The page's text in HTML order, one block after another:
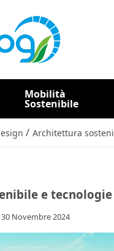
Mobilità
Sostenibile
/ Architettura
e
30 Novembre 2024